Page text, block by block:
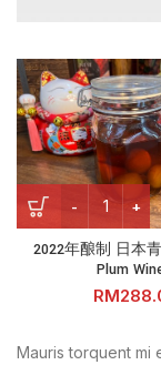
2022年酿制
2022年酿制 日本
Plum
RM
Mauris torquent mi